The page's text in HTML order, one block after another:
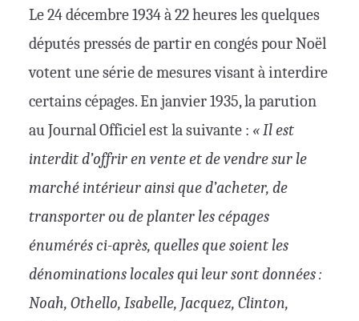
Le 24 décembre 1934 à 22 heures les quelques
députés pressés de partir en congés pour Noël
votent une série de mesures visant à interdire
certains cépages. En janvier 1935, la parution
au Journal Officiel est la suivante : « Il est
interdit d’offrir en vente et de vendre sur le
marché intérieur ainsi que d’acheter, de
transporter ou de planter les cépages
énumérés ci-après, quelles que soient les
dénominations locales qui leur sont données :
Noah, Othello, Isabelle, Jacquez, Clinton,